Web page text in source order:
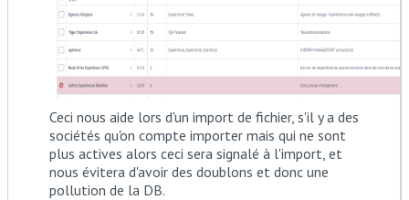
Ceci nous aide lors d'un import de fichier, s'il y a des
sociétés qu'on compte importer mais qui ne sont
plus actives alors ceci sera signalé à l'import, et
nous évitera d'avoir des doublons et donc une
pollution de la DB.